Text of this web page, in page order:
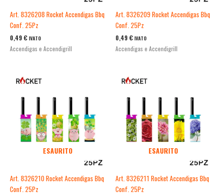
Art. 8326208 Rocket Accendigas Bbq
Conf. 25Pz
0,49 € IVATO
Accendigas e Accendigrill
Art. 8326209 Rocket Accendigas Bbq
Conf. 25Pz
0,49 € IVATO
Accendigas e Accendigrill
ESAURITO
Art. 8326210 Rocket Accendigas Bbq
Conf. 25Pz
ESAURITO
Art. 8326211 Rocket Accendigas Bbq
Conf. 25Pz